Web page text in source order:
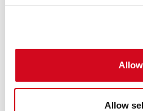
Allow
ALTRE NEWS